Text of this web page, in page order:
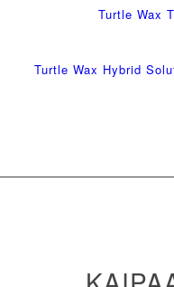
Turtle Wax
Turtle Wax Hybrid